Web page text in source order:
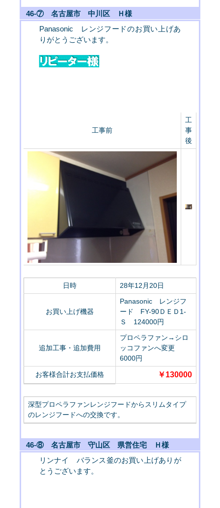
46-⑦ 名古屋市 中川区 Ｈ様
Panasonic レンジフードのお買い上げあ
りがとうございます。
工事前
工
事
後
日時 28年12月20日
お買い上げ機器
Panasonic レンジフ
ード FY-90ＤＥＤ1-
Ｓ 124000円
追加工事・追加費用
プロペラファン→シロ
ッコファンへ変更
6000円
お客様合計お支払価格 ￥130000
深型プロペラファンレンジフードからスリムタイプ
のレンジフードへの交換です。
46-⑧ 名古屋市 守山区 県営住宅 Ｈ様
リンナイ バランス釜のお買い上げありが
とうございます。